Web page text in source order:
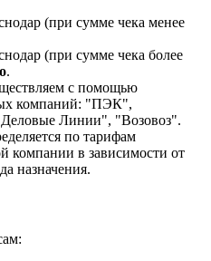
(при сумме чека менее
(при сумме чека более
.
с помощью
компаний: "ПЭК",
Линии", "Возовоз".
по тарифам
компании в зависимости от
назначения.